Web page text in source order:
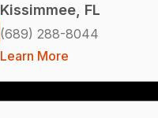
Kissimmee, FL
(689) 288-8044
Learn More